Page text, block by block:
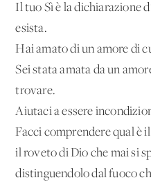
Il tuo Sì è la dichiarazione
esista.
Hai amato di un amore di
Sei stata amata da un
trovare.
Aiutaci a essere
Facci comprendere qual è
il roveto di Dio che mai si
distinguendolo dal fuoco